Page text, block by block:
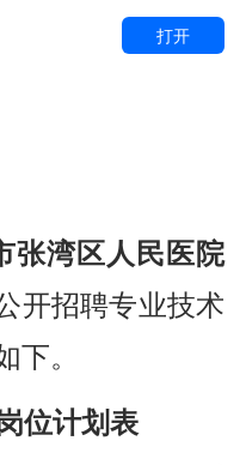
打开
张湾区人民医院
开招聘专业技术
。
位计划表